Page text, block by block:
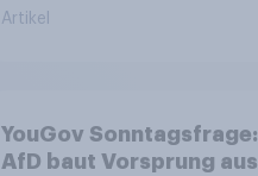
Artikel
YouGov Sonntagsfrage:
AfD baut Vorsprung aus